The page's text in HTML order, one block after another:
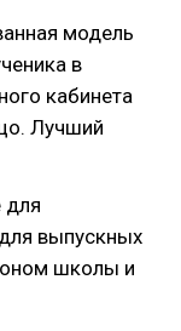
модель
в
кабинета
Лучший
для
выпускных
школы и